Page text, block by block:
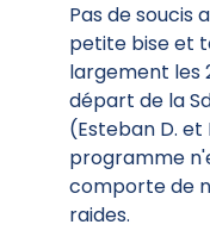
Pas de soucis
petite bise et
largement les
départ de la
(Esteban D. et
programme
comporte de
raides.